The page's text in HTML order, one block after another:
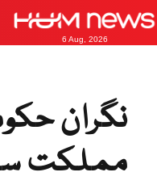
6 Aug, 2026
نگران
مملکت